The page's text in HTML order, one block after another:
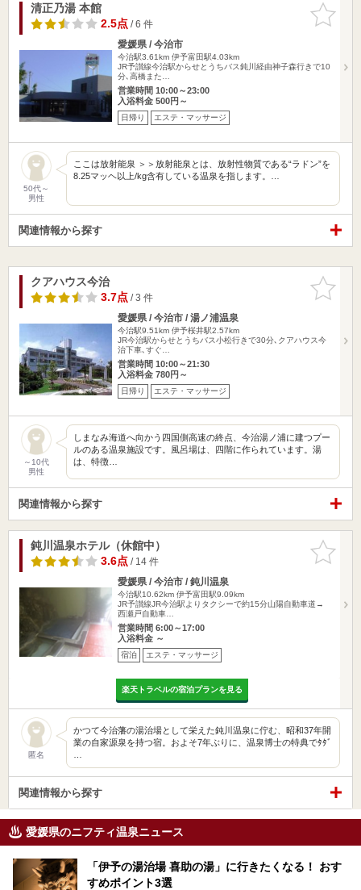
お気に入
りに追加
清正乃湯 本館
2.5点/ 6 件
愛媛県 / 今治市
今治駅3.61km 伊予富田駅4.03km
JR予讃線今治駅からせとうちバス鈍川経由神子森行きで10
分､高橋また…
営業時間 10:00～23:00
入浴料金 500円～
日帰り エステ・マッサージ
50代～
男性
ここは放射能泉 ＞＞放射能泉とは、放射性物質である“ラドン”を
8.25マッヘ以上/kg含有している温泉を指します。…
関連情報から探す
お気に入
りに追加
クアハウス今治
3.7点/ 3 件
愛媛県 / 今治市 / 湯ノ浦温泉
今治駅9.51km 伊予桜井駅2.57km
JR今治駅からせとうちバス小松行きで30分､クアハウス今
治下車､すぐ…
営業時間 10:00～21:30
入浴料金 780円～
日帰り エステ・マッサージ
～10代
男性
しまなみ海道へ向かう四国側高速の終点、今治湯ノ浦に建つプー
ルのある温泉施設です。風呂場は、四階に作られています。湯
は、特徴…
関連情報から探す
お気に入
りに追加
鈍川温泉ホテル（休館中）
3.6点/ 14 件
愛媛県 / 今治市 / 鈍川温泉
今治駅10.62km 伊予富田駅9.09km
JR予讃線JR今治駅よりタクシーで約15分山陽自動車道→
西瀬戸自動車…
営業時間 6:00～17:00
入浴料金 ～
宿泊 エステ・マッサージ
楽天トラベルの宿泊プランを見る
匿名
かつて今治藩の湯治場として栄えた鈍川温泉に佇む、昭和37年開
業の自家源泉を持つ宿。およそ7年ぶりに、温泉博士の特典でﾀﾀﾞ
関連情報から探す
愛媛県のニフティ温泉ニュース
「伊予の湯治場 喜助の湯」に行きたくなる！ おす
すめポイント3選